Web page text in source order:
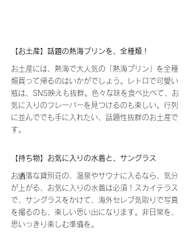
【お土産】話題の熱海プリンを、全種類！
お土産には、熱海で大人気の「熱海プリン」を全種
類買って帰るのはいかがでしょう。レトロで可愛い
瓶は、SNS映えも抜群。色々な味を食べ比べて、お
気に入りのフレーバーを見つけるのも楽しい。行列
に並んででも手に入れたい、話題性抜群のお土産で
す。
【持ち物】お気に入りの水着と、サングラス
お洒落な貸別荘の、温泉やサウナに入るなら、気分
が上がる、お気に入りの水着は必須！スカイテラス
で、サングラスをかけて、海外セレブ気取りで写真
を撮るのも、楽しい思い出になります。非日常を、
思いっきり楽しむ準備を。